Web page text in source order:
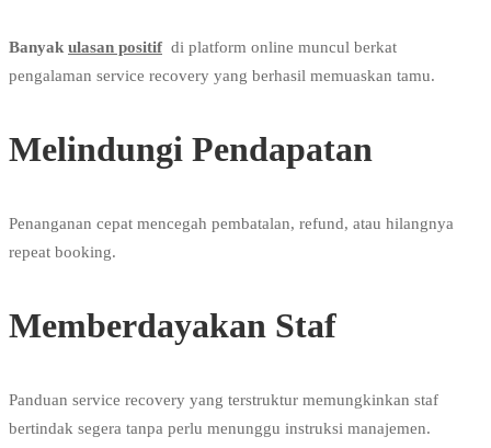
Banyak ulasan positif di platform online muncul berkat
pengalaman service recovery yang berhasil memuaskan tamu.
Melindungi Pendapatan
Penanganan cepat mencegah pembatalan, refund, atau hilangnya
repeat booking.
Memberdayakan Staf
Panduan service recovery yang terstruktur memungkinkan staf
bertindak segera tanpa perlu menunggu instruksi manajemen.